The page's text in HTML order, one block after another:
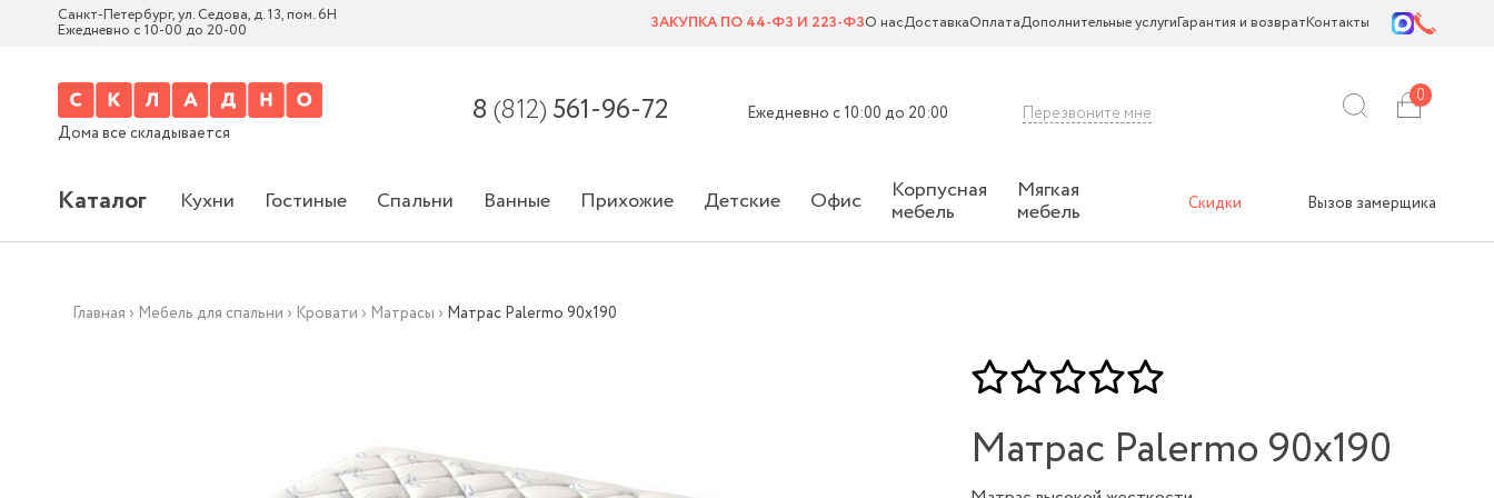
Санкт-Петербург, ул. Седова, д. 13, пом. 6Н
Ежедневно с 10-00 до 20-00 ЗАКУПКА ПО 44-ФЗ И 223-ФЗО насДоставкаОплатаДополнительные услугиГарантия и возвратКонтакты
Дома все складывается
8 (812) 561-96-72 Ежедневно с 10:00 до 20:00 Перезвоните мне
0
Каталог Кухни Гостиные Спальни Ванные Прихожие Детские Офис Корпусная
мебель
Мягкая
мебель Скидки Вызов замерщика
Главная › Мебель для спальни › Кровати › Матрасы › Матрас Palermo 90х190
Матрас Palermo 90х190